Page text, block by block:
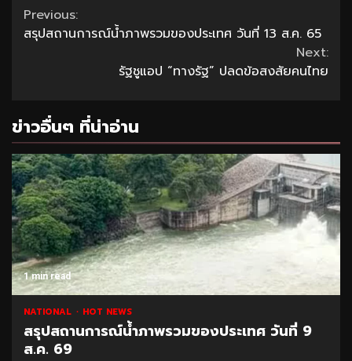
Continue
Reading
Previous:
สรุปสถานการณ์น้ำภาพรวมของประเทศ วันที่ 13 ส.ค. 65
Next:
รัฐชูแอป “ทางรัฐ” ปลดข้อสงสัยคนไทย
ข่าวอื่นๆ ที่น่าอ่าน
1 min read
NATIONAL HOT NEWS
สรุปสถานการณ์น้ำภาพรวมของประเทศ วันที่ 9
ส.ค. 69